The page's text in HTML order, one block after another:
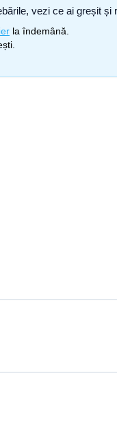
vezi ce ai greșit
la îndemână.